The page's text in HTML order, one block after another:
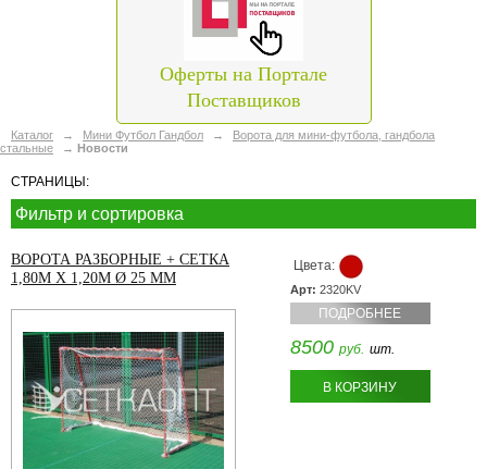
Оферты на Портале
Поставщиков
Каталог → Мини Футбол Гандбол →
Ворота для мини-футбола, гандбола
стальные
→ Новости
СТРАНИЦЫ:
Фильтр и сортировка
ВОРОТА РАЗБОРНЫЕ + СЕТКА
1,80М Х 1,20М Ø 25 ММ
Цвета:
Арт: 2320KV
ПОДРОБНЕЕ
8500 руб. шт.
В КОРЗИНУ